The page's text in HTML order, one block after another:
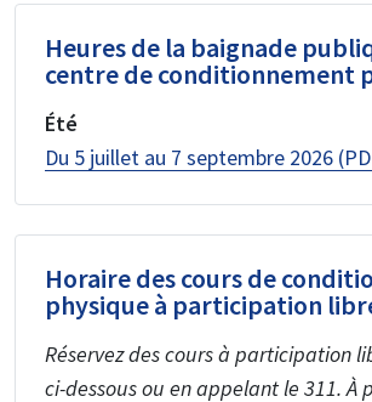
Heures de la baignade
centre de conditionnement
Été
Du 5 juillet au 7 septembre 2026
Horaire des cours de
physique à participation
Réservez des cours à participation
ci-dessous ou en appelant le 311. À